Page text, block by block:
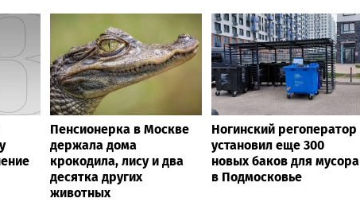
Пенсионерка в Москве
держала дома
крокодила, лису и два
десятка других
животных
Ногинский регоператор
установил еще 300
новых баков для мусора
в Подмосковье